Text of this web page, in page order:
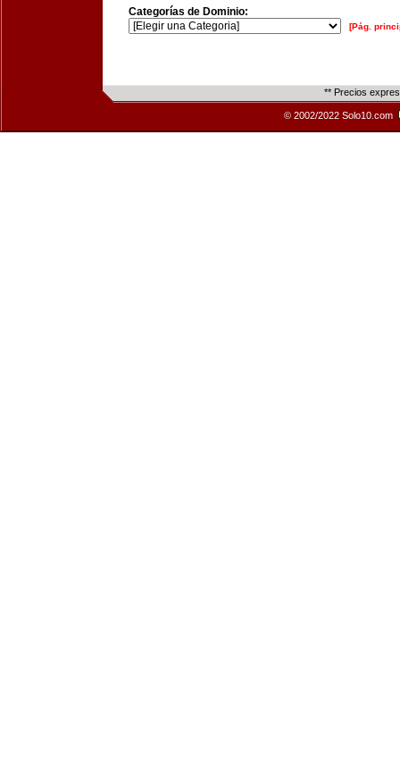
Categorías de Dominio:
[Pág.
** Precios
© 2002/2022 Solo10.com